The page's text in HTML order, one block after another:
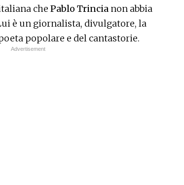
che Pablo Trincia non abbia
è un giornalista, divulgatore, la
popolare e del cantastorie.